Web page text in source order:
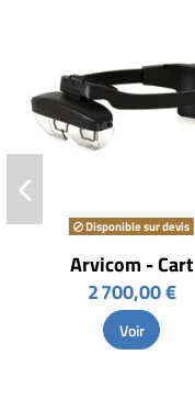
Disponible sur devis
Arvicom - Cart
2 700,00 €
Voir